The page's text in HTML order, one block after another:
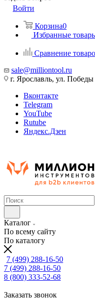
Войти
Корзина0
Избранные
Сравнение
sale@milliontool.ru
г. Ярославль, ул. Победы
Вконтакте
Telegram
YouTube
Rutube
Яндекс.Дзен
Каталог
По всему сайту
По каталогу
7 (499) 288-16-50
7 (499) 288-16-50
8 (800) 333-52-68
Заказать звонок